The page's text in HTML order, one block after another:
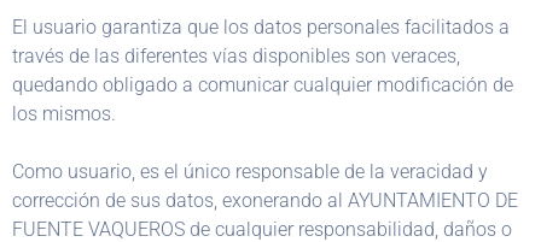
El usuario garantiza que los datos personales facilitados a
través de las diferentes vías disponibles son veraces,
quedando obligado a comunicar cualquier modificación de
los mismos.
Como usuario, es el único responsable de la veracidad y
corrección de sus datos, exonerando al AYUNTAMIENTO DE
FUENTE VAQUEROS de cualquier responsabilidad, daños o